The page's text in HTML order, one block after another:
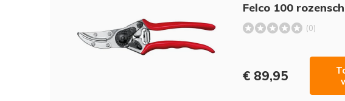
Felco 100
(0)
€ 89,95